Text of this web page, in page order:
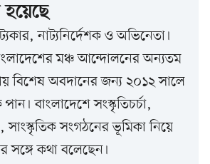
হয়েছে
নাট্যনির্দেশক ও অভিনেতা।
মঞ্চ আন্দোলনের অন্যতম
বিশেষ অবদানের জন্য ২০১২ সালে
বাংলাদেশে সংস্কৃতিচর্চা,
সাংস্কৃতিক সংগঠনের ভূমিকা নিয়ে
সঙ্গে কথা বলেছেন।